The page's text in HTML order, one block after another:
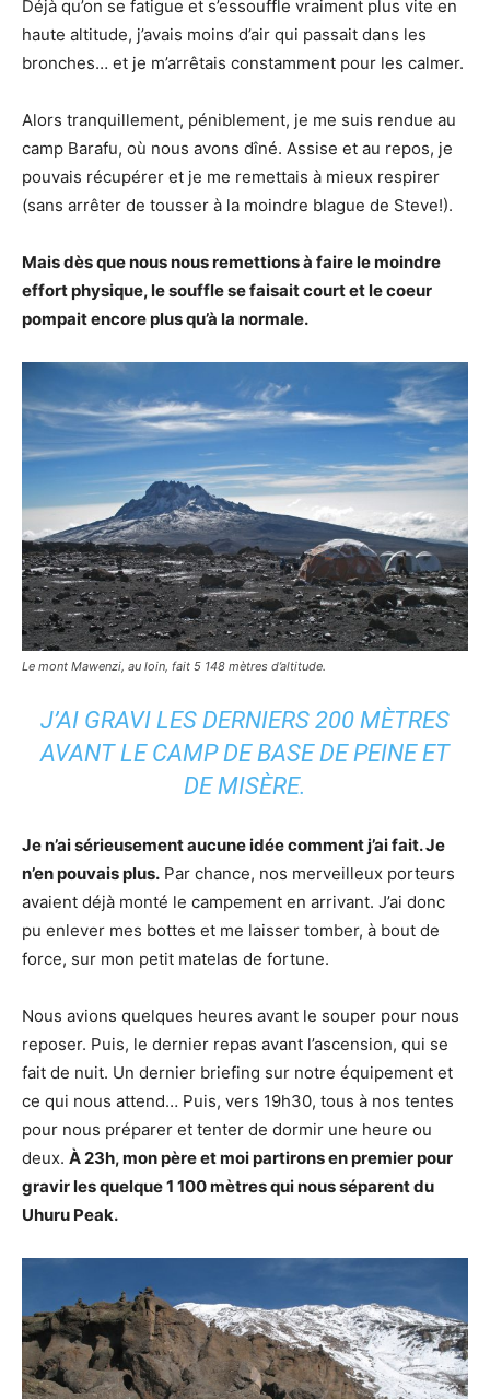
Déjà qu’on se fatigue et s’essouffle vraiment plus vite en
haute altitude, j’avais moins d’air qui passait dans les
bronches… et je m’arrêtais constamment pour les calmer.
Alors tranquillement, péniblement, je me suis rendue au
camp Barafu, où nous avons dîné. Assise et au repos, je
pouvais récupérer et je me remettais à mieux respirer
(sans arrêter de tousser à la moindre blague de Steve!).
Mais dès que nous nous remettions à faire le moindre
effort physique, le souffle se faisait court et le coeur
pompait encore plus qu’à la normale.
Le mont Mawenzi, au loin, fait 5 148 mètres d’altitude.
J’AI GRAVI LES DERNIERS 200 MÈTRES
AVANT LE CAMP DE BASE DE PEINE ET
DE MISÈRE.
Je n’ai sérieusement aucune idée comment j’ai fait. Je
n’en pouvais plus. Par chance, nos merveilleux porteurs
avaient déjà monté le campement en arrivant. J’ai donc
pu enlever mes bottes et me laisser tomber, à bout de
force, sur mon petit matelas de fortune.
Nous avions quelques heures avant le souper pour nous
reposer. Puis, le dernier repas avant l’ascension, qui se
fait de nuit. Un dernier briefing sur notre équipement et
ce qui nous attend… Puis, vers 19h30, tous à nos tentes
pour nous préparer et tenter de dormir une heure ou
deux. À 23h, mon père et moi partirons en premier pour
gravir les quelque 1 100 mètres qui nous séparent du
Uhuru Peak.